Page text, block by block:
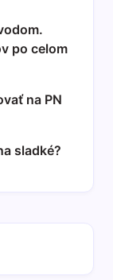
po celom
na PN
sladké?